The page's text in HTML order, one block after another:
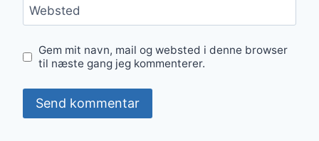
Websted
Gem mit navn, mail og websted i denne browser
til næste gang jeg kommenterer.